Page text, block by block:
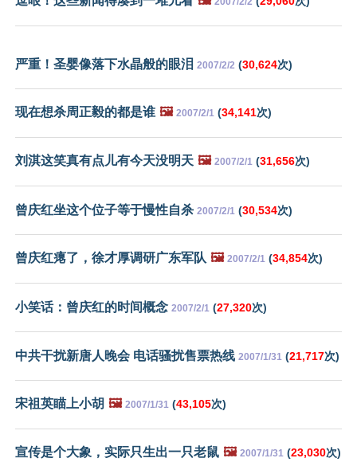
严重！圣婴像落下水晶般的眼泪 2007/2/2 (30,624次)
现在想杀周正毅的都是谁 🖼️ 2007/2/1 (34,141次)
刘淇这笑真有点儿有今天没明天 🖼️ 2007/2/1 (31,656次)
曾庆红坐这个位子等于慢性自杀 2007/2/1 (30,534次)
曾庆红瘪了，徐才厚调研广东军队 🖼️ 2007/2/1 (34,854次)
小笑话：曾庆红的时间概念 2007/2/1 (27,320次)
中共干扰新唐人晚会 电话骚扰售票热线 2007/1/31 (21,717次)
宋祖英瞄上小胡 🖼️ 2007/1/31 (43,105次)
宣传是个大象，实际只生出一只老鼠 🖼️ 2007/1/31 (23,030次)